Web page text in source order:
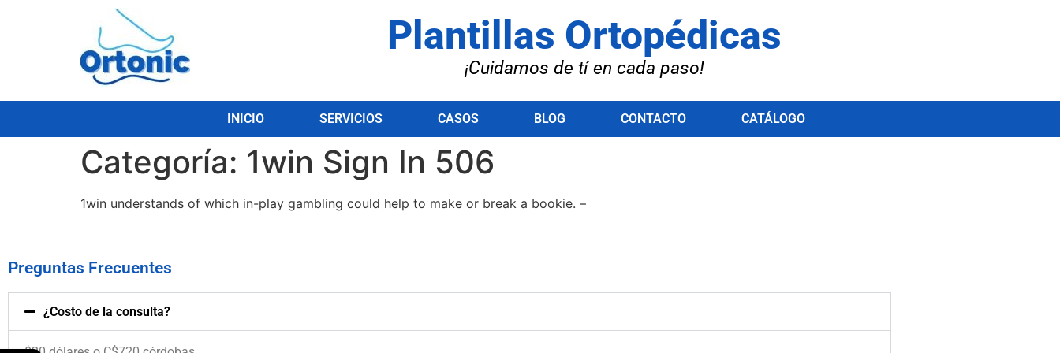
Plantillas Ortopédicas
¡Cuidamos de tí en cada paso!
INICIO SERVICIOS CASOS BLOG CONTACTO CATÁLOGO
Categoría: 1win Sign In 506
1win understands of which in-play gambling could help to make or break a bookie. –
Preguntas Frecuentes
¿Costo de la consulta?